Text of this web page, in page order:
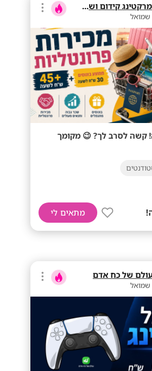
טופ מרקטינג קידום ושיווק בע"מ
שמואל
קשה לסרב לך? 😉 מקומך
מתאים לי
של כח אדם
שמואל